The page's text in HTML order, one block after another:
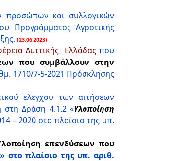
προσώπων και συλλογικών
Προγράμματος Αγροτικής
(23.06.2023)
Δυττικής Ελλάδαςπου
που συμβάλλουν στην
1710/7-5-2021 Πρόσκλησης
ελέγχου των αιτήσεων
στη Δράση 4.1.2 «Υλοποίηση
– 2020 στο πλαίσιο της υπ.
επενδύσεων που
στο πλαίσιο της υπ. αριθ.